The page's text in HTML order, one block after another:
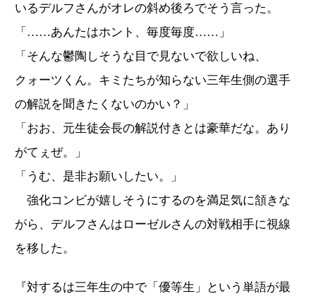
いるデルフさんがオレの斜め後ろでそう言った。
「……あんたはホント、毎度毎度……」
「そんな鬱陶しそうな目で見ないで欲しいね、
クォーツくん。キミたちが知らない三年生側の選手
の解説を聞きたくないのかい？」
「おお、元生徒会長の解説付きとは豪華だな。あり
がてぇぜ。」
「うむ、是非お願いしたい。」
強化コンビが嬉しそうにするのを満足気に頷きな
がら、デルフさんはローゼルさんの対戦相手に視線
を移した。
『対するは三年生の中で「優等生」という単語が最